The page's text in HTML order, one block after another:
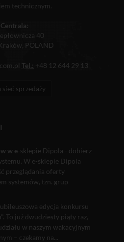
technicznym.
Centrala:
40
POLAND
Tel.: +48 12 644 29 13
sieć sprzedaży
w e-sklepie Dipola - dobierz
W e-sklepie Dipola
przeglądania oferty
systemów, tzn. grup
edycja konkursu
To już dwudziesty piąty raz,
w naszym wakacyjnym
– czekamy na...